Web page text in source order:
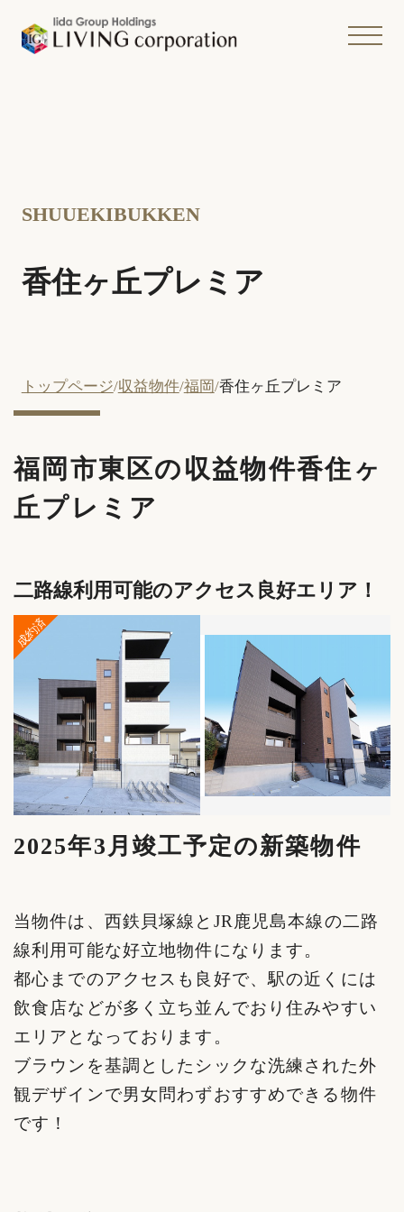
SHUUEKIBUKKEN
香住ヶ丘プレミア
トップページ 収益物件 福岡 香住ヶ丘プレミア
福岡市東区の収益物件香住ヶ
丘プレミア
二路線利用可能のアクセス良好エリア！
2025年3月竣工予定の新築物件
当物件は、西鉄貝塚線とJR鹿児島本線の二路
線利用可能な好立地物件になります。
都心までのアクセスも良好で、駅の近くには
飲食店などが多く立ち並んでおり住みやすい
エリアとなっております。
ブラウンを基調としたシックな洗練された外
観デザインで男女問わずおすすめできる物件
です！